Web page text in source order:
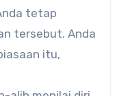
tetap
tersebut. Anda
itu,